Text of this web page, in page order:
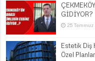
GİDİYOR?
25
Estetik Diş
Özel